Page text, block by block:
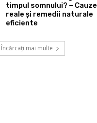
timpul somnului? – Cauze
reale și remedii naturale
eficiente
Încărcați mai multe